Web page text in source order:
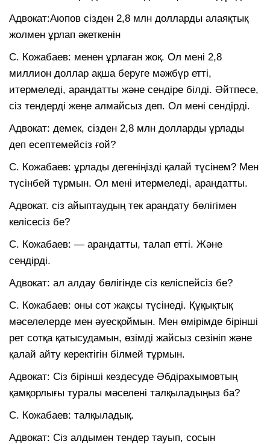
Адвокат:Аюпов сізден 2,8 млн долларды алаяқтық
жолмен ұрлап әкеткенін
С. Кожабаев: менен ұрлаған жоқ. Ол мені 2,8
миллион доллар ақша беруге мәжбүр етті,
итермеледі, арандатты және сендіре білді. Әйтпесе,
сіз тендерді жеңе алмайсыз деп. Ол мені сендірді.
Адвокат: демек, сізден 2,8 млн долларды ұрлады
деп есептемейсіз ғой?
С. Кожабаев: ұрлады дегеніңізді қалай түсінем? Мен
түсінбей тұрмын. Ол мені итермеледі, арандатты.
Адвокат. сіз айыптаудың тек арандату бөлігімен
келісесіз бе?
С. Кожабаев: — арандатты, талап етті. Және
сендірді.
Адвокат: ал алдау бөлігінде сіз келіспейсіз бе?
С. Кожабаев: оны сот жақсы түсінеді. Құқықтық
мәселелерде мен әуесқоймын. Мен өмірімде бірінші
рет сотқа қатысудамын, өзімді жайсыз сезініп және
қалай айту керектігін білмей тұрмын.
Адвокат: Сіз бірінші кездесуде Әбдірахымовтың
қамқорлығы туралы мәселені талқыладыңыз ба?
С. Кожабаев: талқыладық.
Адвокат: Сіз алдымен тендер тауып, сосын